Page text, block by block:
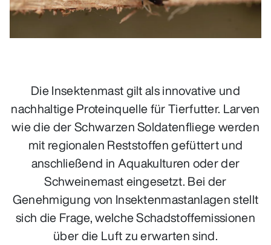
Die Insektenmast gilt als innovative und
nachhaltige Proteinquelle für Tierfutter. Larven
wie die der Schwarzen Soldatenfliege werden
mit regionalen Reststoffen gefüttert und
anschließend in Aquakulturen oder der
Schweinemast eingesetzt. Bei der
Genehmigung von Insektenmastanlagen stellt
sich die Frage, welche Schadstoffemissionen
über die Luft zu erwarten sind.